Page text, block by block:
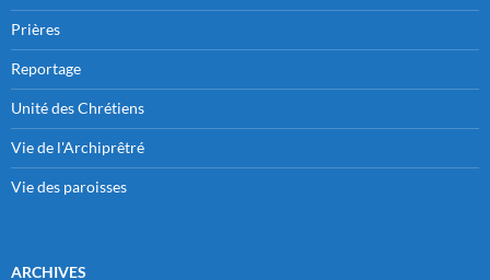
Prières
Reportage
Unité des Chrétiens
Vie de l'Archiprêtré
Vie des paroisses
ARCHIVES